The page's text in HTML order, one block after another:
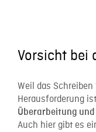
Vorsicht bei
Weil das
Herausforderung
Überarbeitung und
Auch hier gibt es